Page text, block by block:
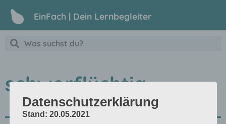
EinFach | Dein Lernbegleiter
schwerflüchtig
Datenschutzerklärung
Stand: 20.05.2021